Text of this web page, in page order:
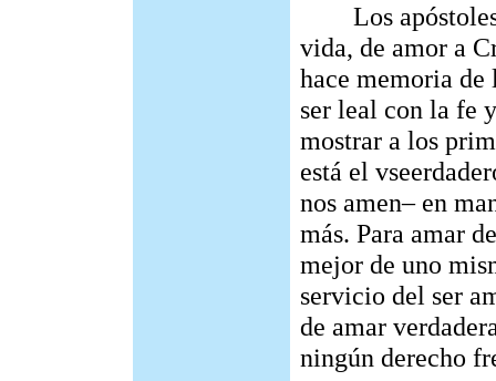
Los apóstoles
vida, de amor a
hace memoria de
ser leal con la fe
mostrar a los
está el
nos amen– en
más. Para amar
mejor de uno
servicio del ser
de amar
ningún derecho